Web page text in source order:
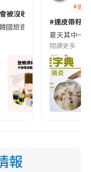
被沒收😱出發前切記檢查
韓國旅遊的民眾，近期要
香港
#連皮帶籽
夏天其中一
閱讀更多
報